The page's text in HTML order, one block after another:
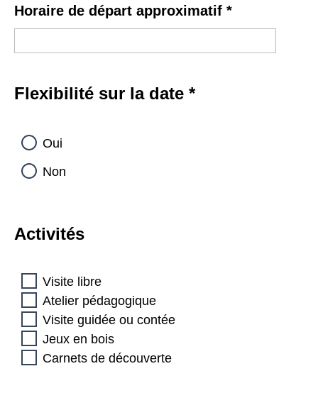
Horaire de départ approximatif *
Flexibilité sur la date *
Oui
Non
Activités
Visite libre
Atelier pédagogique
Visite guidée ou contée
Jeux en bois
Carnets de découverte